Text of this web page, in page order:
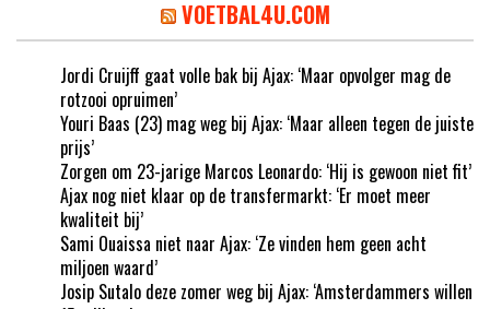
VOETBAL4U.COM
Jordi Cruijff gaat volle bak bij Ajax: ‘Maar opvolger mag de
rotzooi opruimen’
Youri Baas (23) mag weg bij Ajax: ‘Maar alleen tegen de juiste
prijs’
Zorgen om 23-jarige Marcos Leonardo: ‘Hij is gewoon niet fit’
Ajax nog niet klaar op de transfermarkt: ‘Er moet meer
kwaliteit bij’
Sami Ouaissa niet naar Ajax: ‘Ze vinden hem geen acht
miljoen waard’
Josip Sutalo deze zomer weg bij Ajax: ‘Amsterdammers willen